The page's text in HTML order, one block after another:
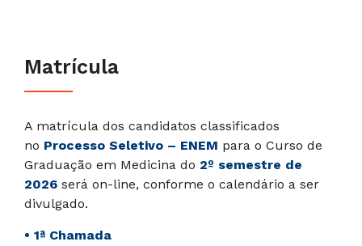
Matrícula
A matrícula dos candidatos classificados
no Processo Seletivo – ENEM para o Curso de
Graduação em Medicina do 2º semestre de
2026 será on-line, conforme o calendário a ser
divulgado.
• 1ª Chamada